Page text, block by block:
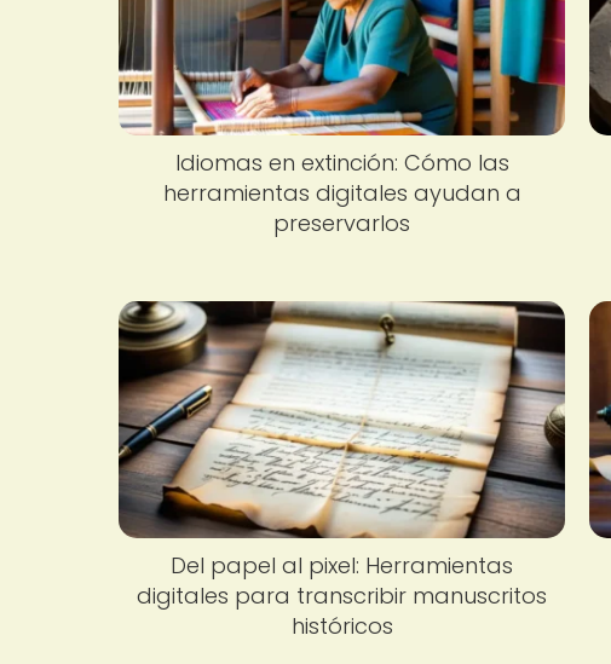
Idiomas en extinción: Cómo las
herramientas digitales ayudan a
preservarlos
Del papel al pixel: Herramientas
digitales para transcribir manuscritos
históricos